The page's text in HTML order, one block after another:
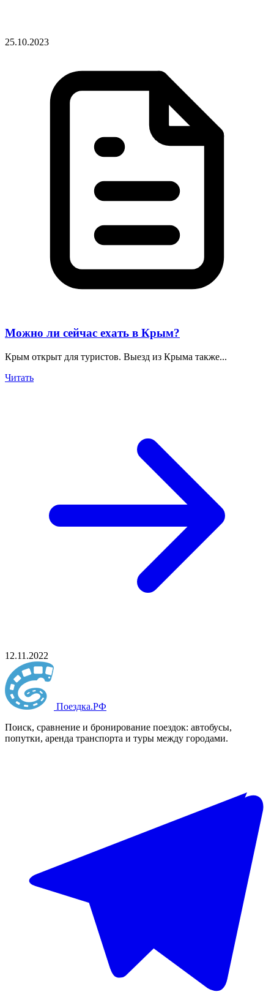
25.10.2023
Можно ли сейчас ехать в Крым?
Крым открыт для туристов. Выезд из Крыма также...
Читать
12.11.2022
Поездка.РФ
Поиск, сравнение и бронирование поездок: автобусы,
попутки, аренда транспорта и туры между городами.